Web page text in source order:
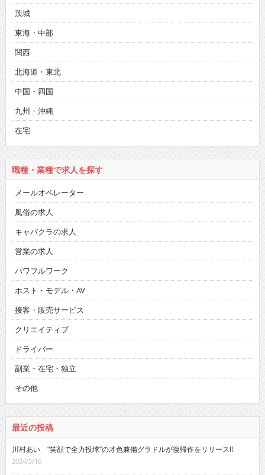
茨城
東海・中部
関西
北海道・東北
中国・四国
九州・沖縄
在宅
職種・業種で求人を探す
メールオペレーター
風俗の求人
キャバクラの求人
営業の求人
パワフルワーク
ホスト・モデル・AV
接客・販売サービス
クリエイティブ
ドライバー
副業・在宅・独立
その他
最近の投稿
川村あい “笑顔で全力投球”の才色兼備グラドルが復帰作をリリース!!
2024/5/16